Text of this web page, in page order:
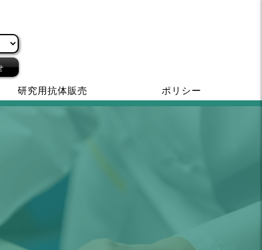
研究用抗体販売 ポリシー